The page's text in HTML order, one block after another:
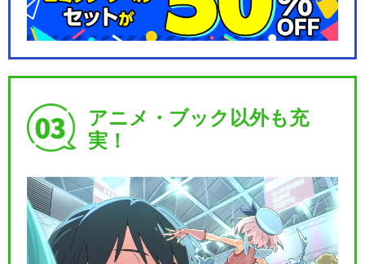
閉じる
アニメ・ブック以外も充
実！